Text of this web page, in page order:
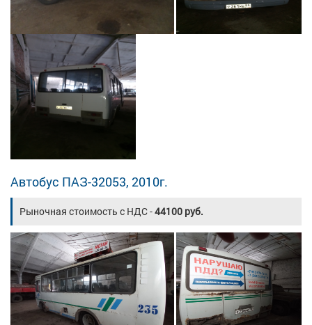
Автобус ПАЗ-32053, 2010г.
Рыночная стоимость с НДС -44100 руб.